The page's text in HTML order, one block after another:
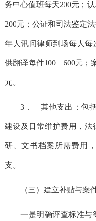
务中心值班每天200元；
200元；公证和司法鉴定
年人讯问律师到场每人每
供翻译每件100－600元；
元。
3． 其他支出：包括
建设及日常维护费用，法
研、文书档案所需费用
支。
（三）建立补贴与案
一是明确评查标准与